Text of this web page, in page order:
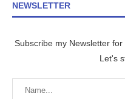
NEWSLETTER
Subscribe my Newsletter
Let's